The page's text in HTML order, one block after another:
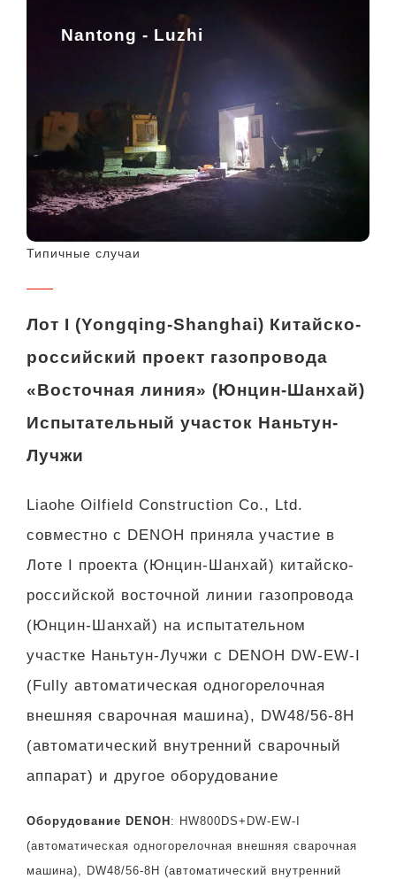
Nantong - Luzhi
Типичные случаи
Лот I (Yongqing-Shanghai) Китайско-
российский проект газопровода
«Восточная линия» (Юнцин-Шанхай)
Испытательный участок Наньтун-
Лучжи
Liaohe Oilfield Construction Co., Ltd.
совместно с DENOH приняла участие в
Лоте I проекта (Юнцин-Шанхай) китайско-
российской восточной линии газопровода
(Юнцин-Шанхай) на испытательном
участке Наньтун-Лучжи с DENOH DW-EW-I
(Fully автоматическая одногорелочная
внешняя сварочная машина), DW48/56-8H
(автоматический внутренний сварочный
аппарат) и другое оборудование
Оборудование DENOH : HW800DS+DW-EW-I
(автоматическая одногорелочная внешняя сварочная
машина), DW48/56-8H (автоматический внутренний